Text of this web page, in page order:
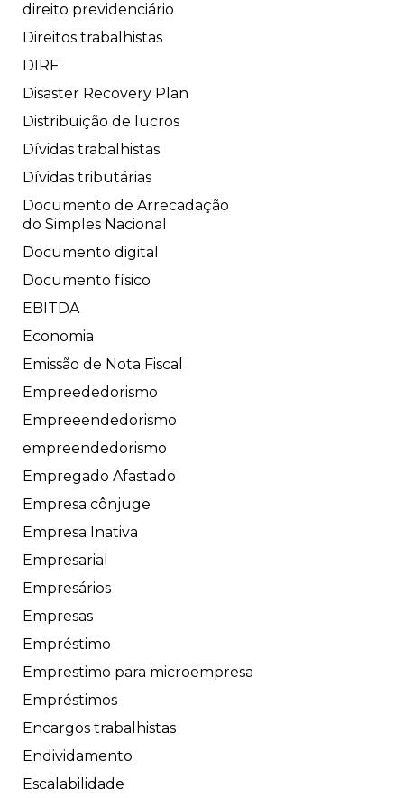
direito previdenciário
Direitos trabalhistas
DIRF
Disaster Recovery Plan
Distribuição de lucros
Dívidas trabalhistas
Dívidas tributárias
Documento de Arrecadação
do Simples Nacional
Documento digital
Documento físico
EBITDA
Economia
Emissão de Nota Fiscal
Empreededorismo
Empreeendedorismo
empreendedorismo
Empregado Afastado
Empresa cônjuge
Empresa Inativa
Empresarial
Empresários
Empresas
Empréstimo
Emprestimo para microempresa
Empréstimos
Encargos trabalhistas
Endividamento
Escalabilidade